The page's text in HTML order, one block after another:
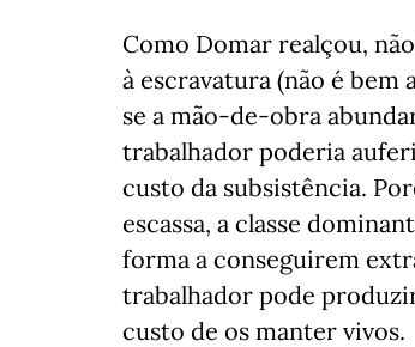
Como Domar realçou,
à escravatura (não é bem
se a mão-de-obra
trabalhador poderia
custo da subsistência.
escassa, a classe
forma a conseguirem
trabalhador pode
custo de os manter vivos.